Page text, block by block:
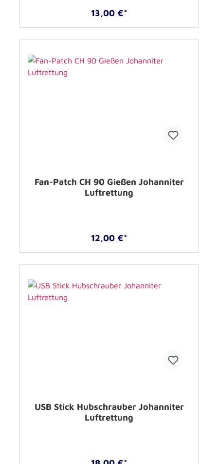
13,00 €*
Fan-Patch CH 90 Gießen Johanniter
Luftrettung
12,00 €*
USB Stick Hubschrauber Johanniter
Luftrettung